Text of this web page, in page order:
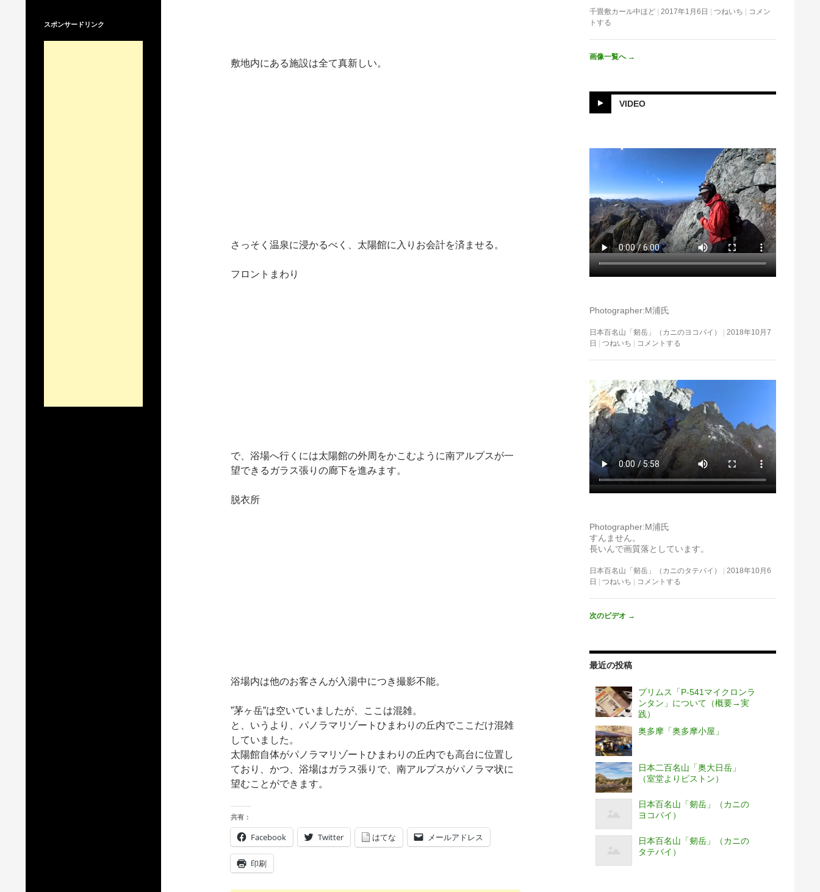
敷地内にある施設は全て真新しい。
さっそく温泉に浸かるべく、太陽館に入りお会計を済ませる。
フロントまわり
で、浴場へ行くには太陽館の外周をかこむように南アルプスが一
望できるガラス張りの廊下を進みます。
脱衣所
浴場内は他のお客さんが入湯中につき撮影不能。
”茅ヶ岳”は空いていましたが、ここは混雑。
と、いうより、パノラマリゾートひまわりの丘内でここだけ混雑
していました。
太陽館自体がパノラマリゾートひまわりの丘内でも高台に位置し
ており、かつ、浴場はガラス張りで、南アルプスがパノラマ状に
望むことができます。
共有：
Facebook Twitter はてな メールアドレス
印刷
千畳敷カール中ほど 2017年1月6日 つねいち
コメン
トする
画像一覧へ →
VIDEO
Photographer:M浦氏
日本百名山「剱岳」（カニのヨコバイ）
2018年10月7
日
つねいち コメントする
Photographer:M浦氏
すんません。
長いんで画質落としています。
日本百名山「剱岳」（カニのタテバイ）
2018年10月6
日
つねいち コメントする
次のビデオ →
最近の投稿
プリムス「P-541マイクロンラ
ンタン」について（概要→実
践）
奥多摩「奥多摩小屋」
日本二百名山「奥大日岳」
（室堂よりピストン）
日本百名山「剱岳」（カニの
ヨコバイ）
日本百名山「剱岳」（カニの
タテバイ）
スポンサードリンク